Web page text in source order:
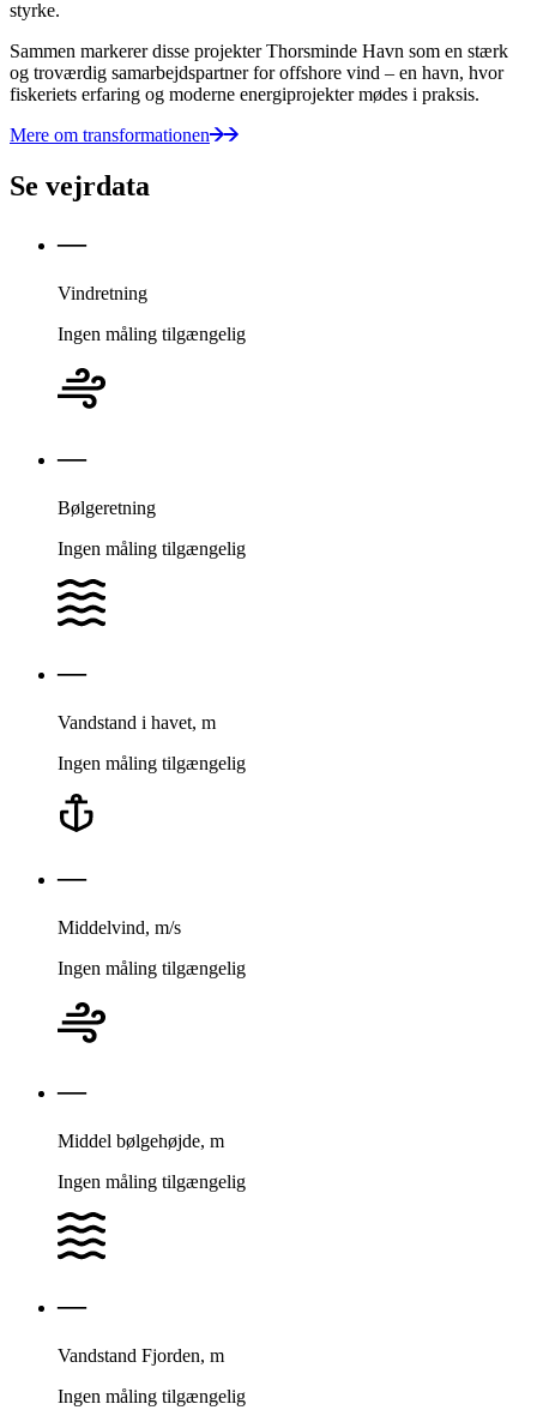
styrke.
Sammen markerer disse projekter Thorsminde Havn som en stærk
og troværdig samarbejdspartner for offshore vind – en havn, hvor
fiskeriets erfaring og moderne energiprojekter mødes i praksis.
Mere om transformationen
Se vejrdata
—
Vind­retning
Ingen måling tilgængelig
—
Bølge­retning
Ingen måling tilgængelig
—
Vands­tand i havet, m
Ingen måling tilgængelig
—
Middelvind, m/s
Ingen måling tilgængelig
—
Middel bølge­højde, m
Ingen måling tilgængelig
—
Vands­tand Fjorden, m
Ingen måling tilgængelig